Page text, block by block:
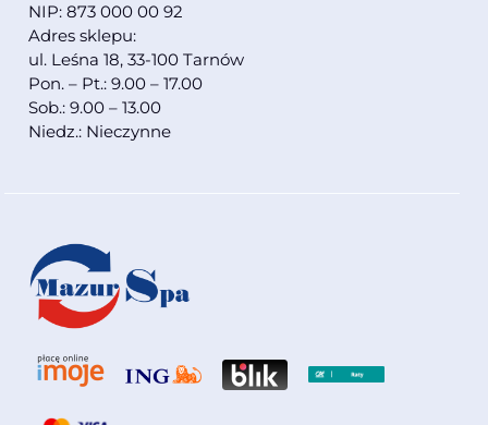
NIP: 873 000 00 92
Adres sklepu:
ul. Leśna 18, 33-100 Tarnów
Pon. – Pt.: 9.00 – 17.00
Sob.: 9.00 – 13.00
Niedz.: Nieczynne